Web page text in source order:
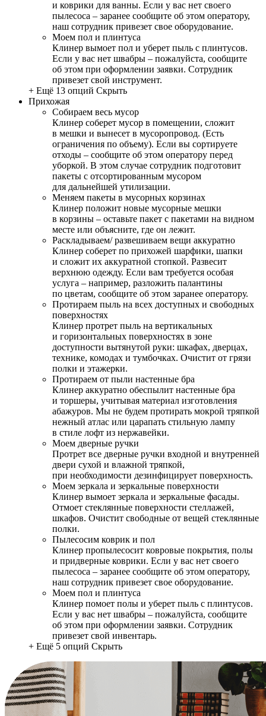
и коврики для ванны. Если у вас нет своего
пылесоса – заранее сообщите об этом оператору,
наш сотрудник привезет свое оборудование.
Моем пол и плинтуса
Клинер вымоет пол и уберет пыль с плинтусов.
Если у вас нет швабры – пожалуйста, сообщите
об этом при оформлении заявки. Сотрудник
привезет свой инструмент.
+ Ещё 13 опций Скрыть
Прихожая
Собираем весь мусор
Клинер соберет мусор в помещении, сложит
в мешки и вынесет в мусоропровод. (Есть
ограничения по объему). Если вы сортируете
отходы – сообщите об этом оператору перед
уборкой. В этом случае сотрудник подготовит
пакеты с отсортированным мусором
для дальнейшей утилизации.
Меняем пакеты в мусорных корзинах
Клинер положит новые мусорные мешки
в корзины – оставьте пакет с пакетами на видном
месте или объясните, где он лежит.
Раскладываем/ развешиваем вещи аккуратно
Клинер соберет по прихожей шарфики, шапки
и сложит их аккуратной стопкой. Развесит
верхнюю одежду. Если вам требуется особая
услуга – например, разложить палантины
по цветам, сообщите об этом заранее оператору.
Протираем пыль на всех доступных и свободных
поверхностях
Клинер протрет пыль на вертикальных
и горизонтальных поверхностях в зоне
доступности вытянутой руки: шкафах, дверцах,
технике, комодах и тумбочках. Очистит от грязи
полки и этажерки.
Протираем от пыли настенные бра
Клинер аккуратно обеспылит настенные бра
и торшеры, учитывая материал изготовления
абажуров. Мы не будем протирать мокрой тряпкой
нежный атлас или царапать стильную лампу
в стиле лофт из нержавейки.
Моем дверные ручки
Протрет все дверные ручки входной и внутренней
двери сухой и влажной тряпкой,
при необходимости дезинфицирует поверхность.
Моем зеркала и зеркальные поверхности
Клинер вымоет зеркала и зеркальные фасады.
Отмоет стеклянные поверхности стеллажей,
шкафов. Очистит свободные от вещей стеклянные
полки.
Пылесосим коврик и пол
Клинер пропылесосит ковровые покрытия, полы
и придверные коврики. Если у вас нет своего
пылесоса – заранее сообщите об этом оператору,
наш сотрудник привезет свое оборудование.
Моем пол и плинтуса
Клинер помоет полы и уберет пыль с плинтусов.
Если у вас нет швабры – пожалуйста, сообщите
об этом при оформлении заявки. Сотрудник
привезет свой инвентарь.
+ Ещё 5 опций Скрыть